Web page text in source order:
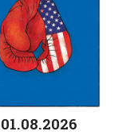
01.08.2026